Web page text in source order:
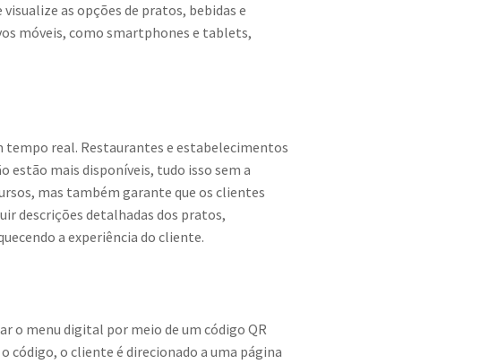
as opções de pratos, bebidas e
móveis, como smartphones e tablets,
tempo real. Restaurantes e estabelecimentos
estão mais disponíveis, tudo isso sem a
mas também garante que os clientes
descrições detalhadas dos pratos,
a experiência do cliente.
o menu digital por meio de um código QR
código, o cliente é direcionado a uma página